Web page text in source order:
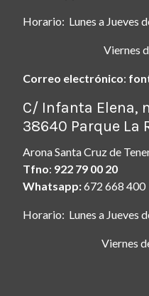
Horario: Lunes a Jueves
Viernes de
Correo electrónico:
C/ Infanta Elena,
38640 Parque La
Arona Santa Cruz de
Tfno: 922 79 00 20
Whatsapp:672 668 400
Horario: Lunes a Jueves
Viernes de